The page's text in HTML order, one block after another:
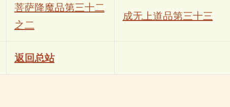
菩萨降魔品第三十二
之二
成无上道品第三十三
返回总站